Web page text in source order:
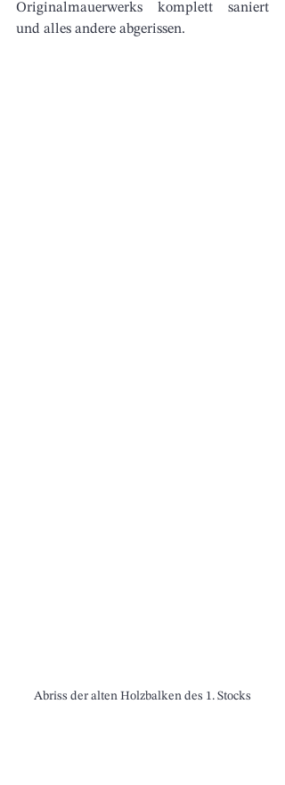
Originalmauerwerks komplett saniert
und alles andere abgerissen.
Abriss der alten Holzbalken des 1. Stocks